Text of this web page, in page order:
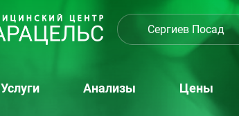
Сергиев Посад
Услуги Анализы Цены